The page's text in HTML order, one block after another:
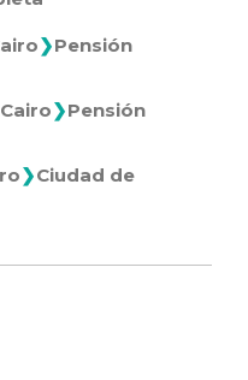
❯Pensión
❯Pensión
❯Ciudad de